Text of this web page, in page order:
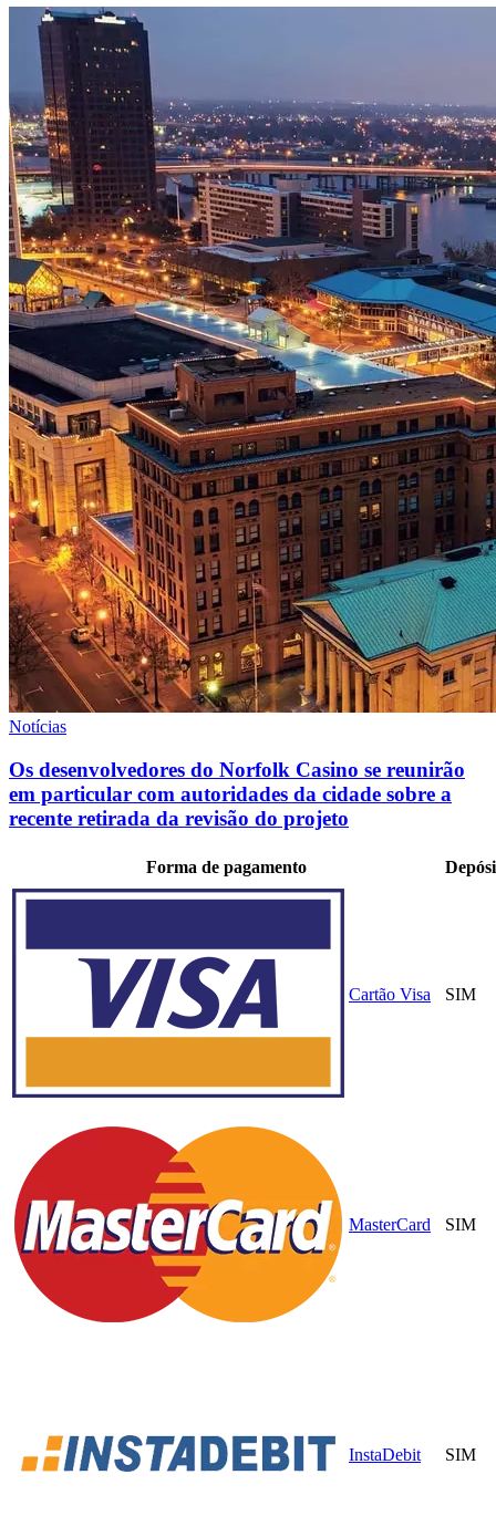
Notícias
Os desenvolvedores do Norfolk Casino se reunirão
em particular com autoridades da cidade sobre a
recente retirada da revisão do projeto
Forma de pagamento
Cartão Visa SIM
MasterCard SIM
InstaDebit SIM